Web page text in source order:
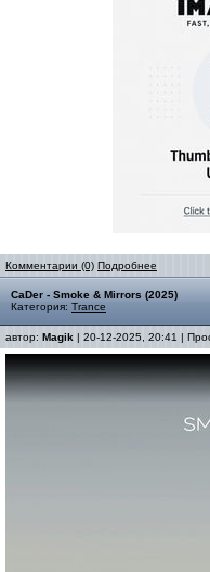
Комментарии (0) Подробнее
CaDer - Smoke & Mirrors (2025)
Категория: Trance
автор: Magik | 20-12-2025, 20:41 |